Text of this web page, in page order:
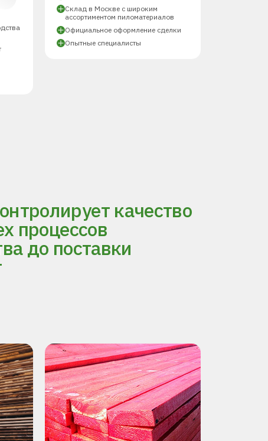
Склад в Москве с широким
ассортиментом пиломатериалов
Официальное оформление сделки
Опытные специалисты
качество
процессов
до поставки